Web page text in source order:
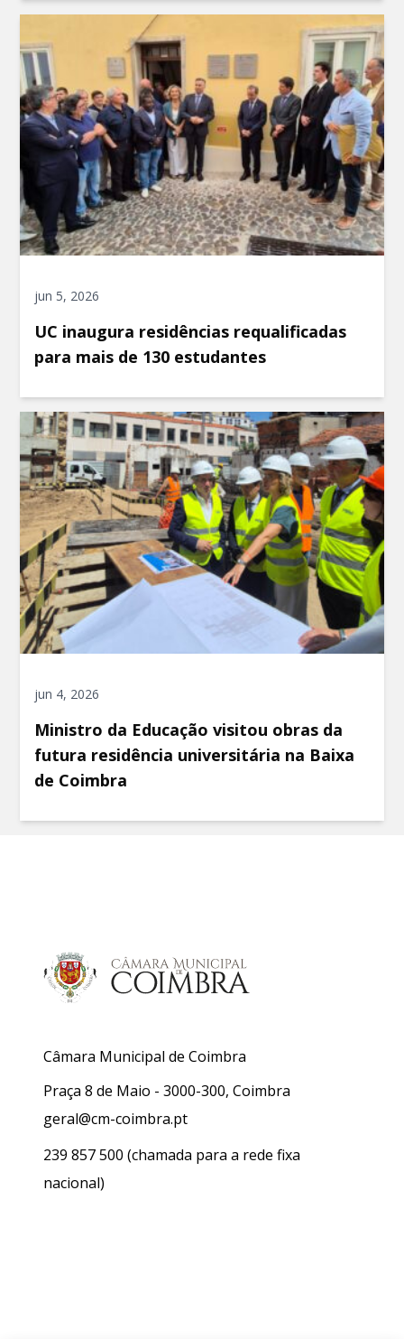
jun 5, 2026
UC inaugura residências requalificadas
para mais de 130 estudantes
jun 4, 2026
Ministro da Educação visitou obras da
futura residência universitária na Baixa
de Coimbra
Câmara Municipal de Coimbra
Praça 8 de Maio - 3000-300, Coimbra
geral@cm-coimbra.pt
239 857 500 (chamada para a rede fixa
nacional)